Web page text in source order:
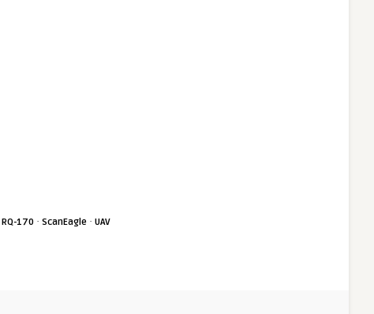
RQ-170 · ScanEagle · UAV